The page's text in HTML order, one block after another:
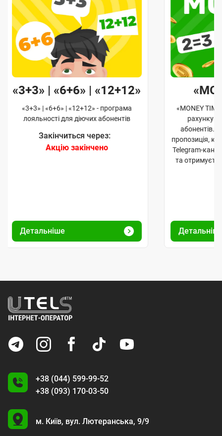
«3+3» | «6+6» | «12+12»
«3+3» | «6+6» | «12+12» - програма
лояльності для діючих абонентів
Закінчиться через:
Акцію закінчено
Детальніше
«MONEY
рахунку
абонентів.
пропозиція,
Telegram-
та
+38 (044) 599-99-52
+38 (093) 170-03-50
U
м. Київ, вул. Лютеранська, 9/9